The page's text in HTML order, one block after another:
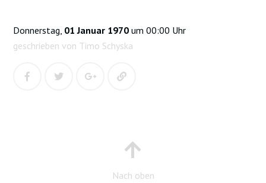
Donnerstag, 01 Januar 1970 um 00:00 Uhr
geschrieben von Timo Schyska
Nach oben